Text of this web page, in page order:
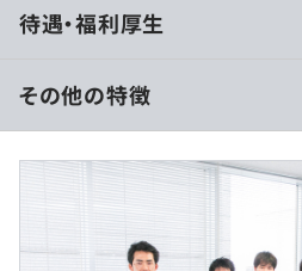
由で、かつ自律したプロフェッ
ジネスに取り組んでいます。
・全ての企業に不可欠な情報セ
そして今後も成長が大きく期待
・フレックスタイム制度や在宅
つ多様な働き方で開発業務をバ
待遇・福利厚生
年収500～1000万円
【昇給】
【賞与】
その他の特徴